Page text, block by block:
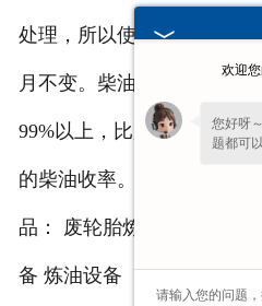
处理，所以使用起来极其
月不变。柴油的精制收率也
99%以上，比用浓硫酸处理
的柴油收率。 http://
品： 废轮胎炼油设备 废机
备 炼油设备
欢迎
您好呀
题都可